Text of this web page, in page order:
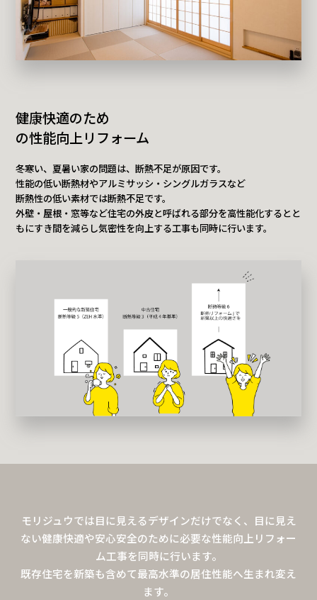
健康快適のため
の性能向上リフォーム
冬寒い、夏暑い家の問題は、断熱不足が原因です。
性能の低い断熱材やアルミサッシ・シングルガラスなど
断熱性の低い素材では断熱不足です。
外壁・屋根・窓等など住宅の外皮と呼ばれる部分を高性能化するとと
もにすき間を減らし気密性を向上する工事も同時に行います。
モリジュウでは目に見えるデザインだけでなく、目に見え
ない健康快適や安心安全のために必要な性能向上リフォー
ム工事を同時に行います。
既存住宅を新築も含めて最高水準の居住性能へ生まれ変え
ます。